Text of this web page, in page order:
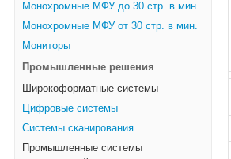
Монохромные МФУ до 30 стр. в мин.
Монохромные МФУ от 30 стр. в мин.
Мониторы
Промышленные решения
Широкоформатные системы
Цифровые системы
Системы сканирования
Промышленные системы